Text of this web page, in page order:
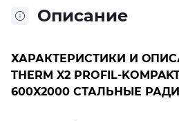
Описание
ХАРАКТЕРИСТИКИ И
THERM X2 PROFIL-
600X2000 СТАЛЬНЫЕ